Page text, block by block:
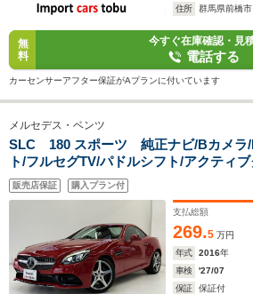
住所
群馬県前橋市
無
料
今すぐ在庫確認・見
電話する
カーセンサーアフター保証がAプランに付いています
メルセデス・ベンツ
SLC 180 スポーツ 純正ナビ/Bカメラ/
ト/フルセグTV/パドルシフト/アクティ
ブラインドスポットモニター/メモリー
ートヒーター/黒革シート/スマートキー/
販売店保証 購入プラン付
支払総額
269.5 万円
年式
2016年
車検
'27/07
保証
保証付